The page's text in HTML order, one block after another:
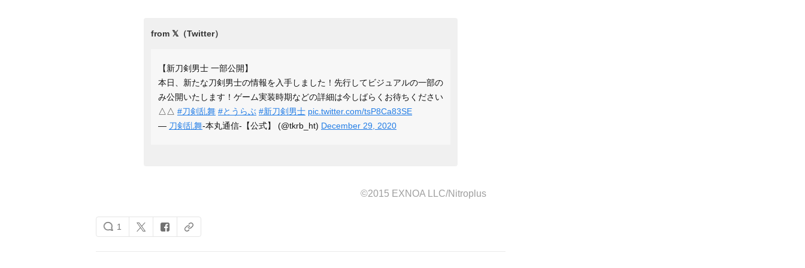
【新刀剣男士 一部公開】
本日、新たな刀剣男士の情報を入手しました！先行してビジュアルの一部の
み公開いたします！ゲーム実装時期などの詳細は今しばらくお待ちください
△△ #刀剣乱舞 #とうらぶ #新刀剣男士 pic.twitter.com/tsP8Ca83SE
— 刀剣乱舞-本丸通信-【公式】 (@tkrb_ht) December 29, 2020
©2015 EXNOA LLC/Nitroplus
1